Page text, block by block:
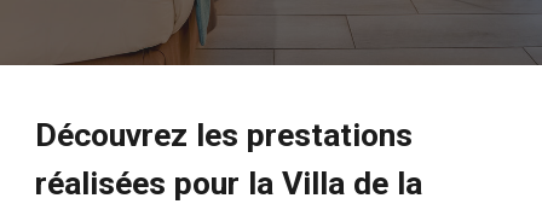
Découvrez les prestations
réalisées pour la Villa de la